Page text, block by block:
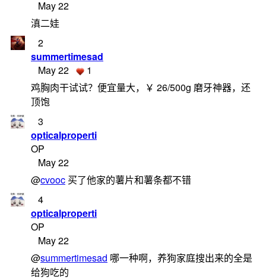
May 22
滇二娃
2
summertimesad
May 22
1
鸡胸肉干试试？便宜量大，￥ 26/500g 磨牙神器，还
顶饱
3
opticalproperti
OP
May 22
@cvooc 买了他家的薯片和薯条都不错
4
opticalproperti
OP
May 22
@summertimesad 哪一种啊，养狗家庭搜出来的全是
给狗吃的